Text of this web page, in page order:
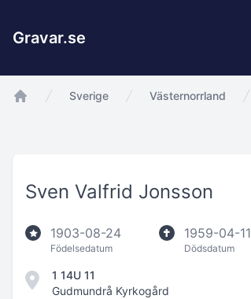
Gravar.se
Sverige Västernorrland
Sven Valfrid Jonsson
1903-08-24
Födelsedatum
1959-04-11
Dödsdatum
1 14U 11
Gudmundrå Kyrkogård